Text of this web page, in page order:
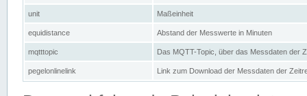
unit Maßeinheit
equidistance Abstand der Messwerte in Minuten
mqtttopic Das MQTT-Topic, über das Messdaten der
pegelonlinelink Link zum Download der Messdaten der